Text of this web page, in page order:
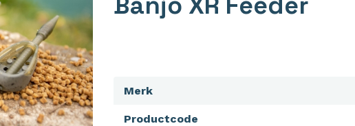
Merk
Productcode